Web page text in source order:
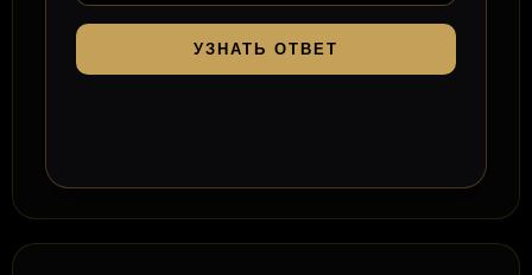
УЗНАТЬ ОТВЕТ